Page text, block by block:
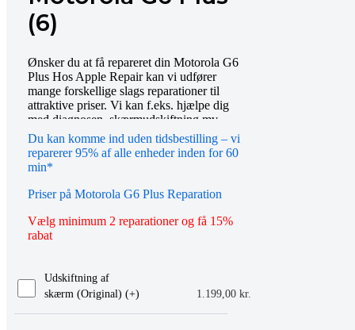
(6)
Ønsker du at få repareret din Motorola G6
Plus Hos Apple Repair kan vi udfører
mange forskellige slags reparationer til
attraktive priser. Vi kan f.eks. hjælpe dig
med diagnosen, skærmudskiftning mv.
Bestil tid online eller mød op i vores butik,
så hjælper vi dig gerne videre. Du er også
altid velkommen til at kontakte os på
Du kan komme ind uden tidsbestilling – vi
reparerer 95% af alle enheder inden for 60
min*
Priser på Motorola G6 Plus Reparation
Vælg minimum 2 reparationer og få 15%
rabat
Udskiftning af
skærm (Original) (+
1.199,00 kr.
)